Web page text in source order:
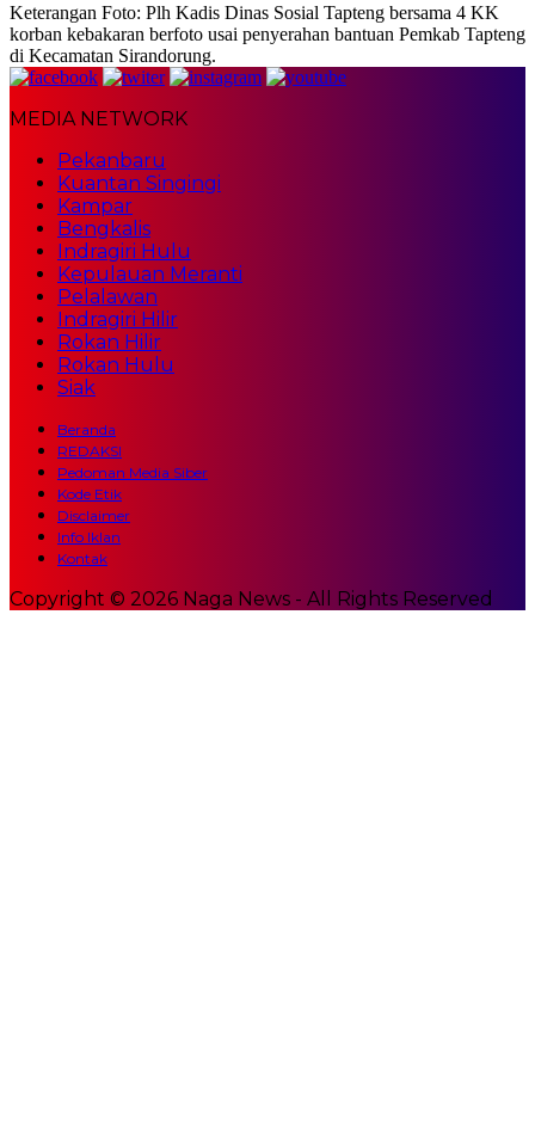
Keterangan Foto: Plh Kadis Dinas Sosial Tapteng bersama 4 KK
korban kebakaran berfoto usai penyerahan bantuan Pemkab Tapteng
di Kecamatan Sirandorung.
MEDIA NETWORK
Pekanbaru
Kuantan Singingi
Kampar
Bengkalis
Indragiri Hulu
Kepulauan Meranti
Pelalawan
Indragiri Hilir
Rokan Hilir
Rokan Hulu
Siak
Beranda
REDAKSI
Pedoman Media Siber
Kode Etik
Disclaimer
Info Iklan
Kontak
Copyright © 2026 Naga News - All Rights Reserved